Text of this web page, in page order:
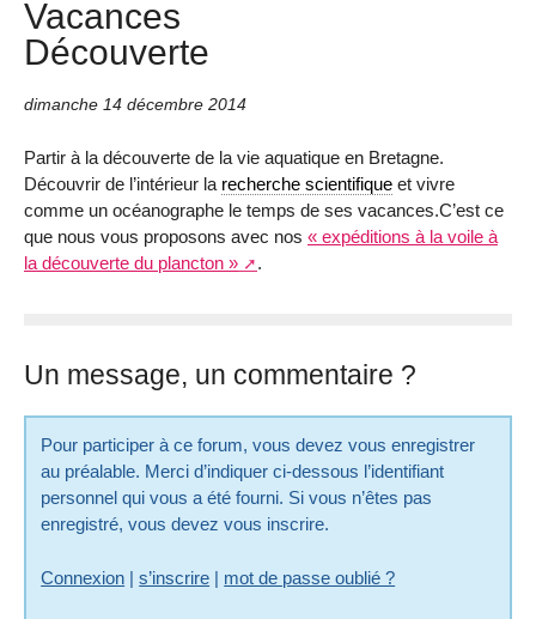
Vacances
Découverte
dimanche 14 décembre 2014
Partir à la découverte de la vie aquatique en Bretagne.
Découvrir de l’intérieur la recherche scientifique et vivre
comme un océanographe le temps de ses vacances.C’est ce
que nous vous proposons avec nos « expéditions à la voile à
la découverte du plancton »
.
Un message, un commentaire ?
Pour participer à ce forum, vous devez vous enregistrer
au préalable. Merci d’indiquer ci-dessous l’identifiant
personnel qui vous a été fourni. Si vous n’êtes pas
enregistré, vous devez vous inscrire.
Connexion |s’inscrire | mot de passe oublié ?